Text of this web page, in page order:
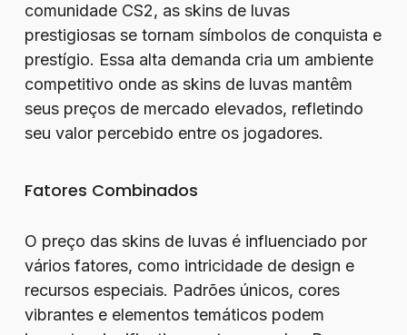
comunidade CS2, as skins de luvas
prestigiosas se tornam símbolos de conquista e
prestígio. Essa alta demanda cria um ambiente
competitivo onde as skins de luvas mantêm
seus preços de mercado elevados, refletindo
seu valor percebido entre os jogadores.
Fatores Combinados
O preço das skins de luvas é influenciado por
vários fatores, como intricidade de design e
recursos especiais. Padrões únicos, cores
vibrantes e elementos temáticos podem